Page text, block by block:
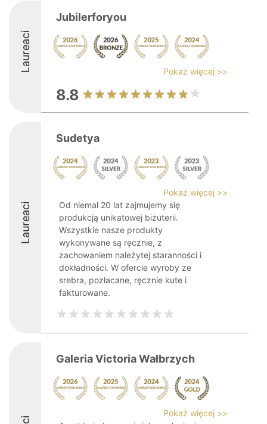
Laureaci
Jubilerforyou
Pokaż więcej >>
8.8
Laureaci
Sudetya
Pokaż więcej >>
Od niemal 20 lat zajmujemy się
produkcją unikatowej biżuterii.
Wszystkie nasze produkty
wykonywane są ręcznie, z
zachowaniem należytej staranności i
dokładności. W ofercie wyroby ze
srebra, pozłacane, ręcznie kute i
fakturowane.
Galeria Victoria Wałbrzych
Pokaż więcej >>